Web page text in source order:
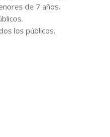
de 7 años.
los públicos.